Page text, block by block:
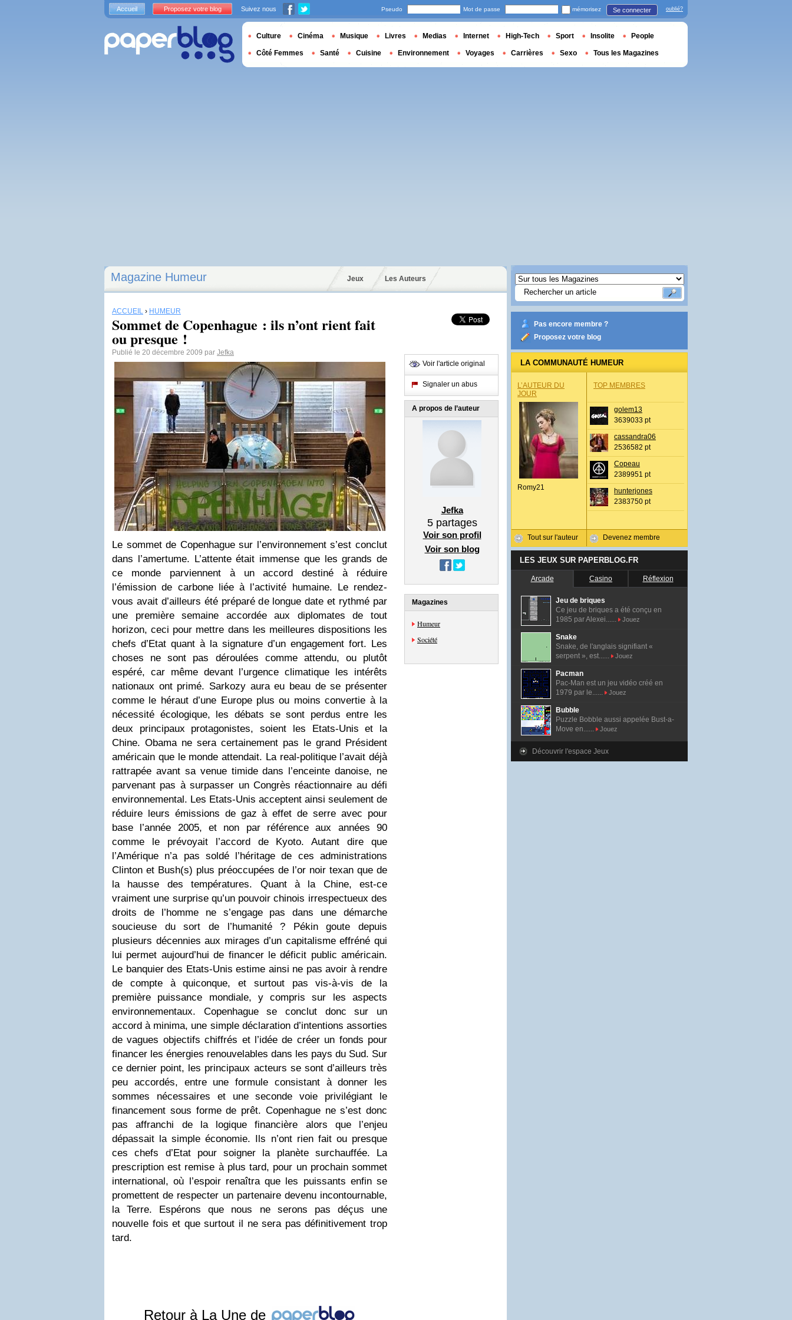
Magazine Humeur Jeux Les Auteurs
ACCUEIL › HUMEUR
Sommet de Copenhague : ils n’ont rient fait
ou presque !
Publié le 20 décembre 2009 par Jefka
Le sommet de Copenhague sur l’environnement s’est conclut
dans l’amertume. L’attente était immense que les grands de
ce monde parviennent à un accord destiné à réduire
l’émission de carbone liée à l’activité humaine. Le rendez-
vous avait d’ailleurs été préparé de longue date et rythmé par
une première semaine accordée aux diplomates de tout
horizon, ceci pour mettre dans les meilleures dispositions les
chefs d’Etat quant à la signature d’un engagement fort. Les
choses ne sont pas déroulées comme attendu, ou plutôt
espéré, car même devant l’urgence climatique les intérêts
nationaux ont primé. Sarkozy aura eu beau de se présenter
comme le héraut d’une Europe plus ou moins convertie à la
nécessité écologique, les débats se sont perdus entre les
deux principaux protagonistes, soient les Etats-Unis et la
Chine. Obama ne sera certainement pas le grand Président
américain que le monde attendait. La real-politique l’avait déjà
rattrapée avant sa venue timide dans l’enceinte danoise, ne
parvenant pas à surpasser un Congrès réactionnaire au défi
environnemental. Les Etats-Unis acceptent ainsi seulement de
réduire leurs émissions de gaz à effet de serre avec pour
base l’année 2005, et non par référence aux années 90
comme le prévoyait l’accord de Kyoto. Autant dire que
l’Amérique n’a pas soldé l’héritage de ces administrations
Clinton et Bush(s) plus préoccupées de l’or noir texan que de
la hausse des températures. Quant à la Chine, est-ce
vraiment une surprise qu’un pouvoir chinois irrespectueux des
droits de l’homme ne s’engage pas dans une démarche
soucieuse du sort de l’humanité ? Pékin goute depuis
plusieurs décennies aux mirages d’un capitalisme effréné qui
lui permet aujourd’hui de financer le déficit public américain.
Le banquier des Etats-Unis estime ainsi ne pas avoir à rendre
de compte à quiconque, et surtout pas vis-à-vis de la
première puissance mondiale, y compris sur les aspects
environnementaux. Copenhague se conclut donc sur un
accord à minima, une simple déclaration d’intentions assorties
de vagues objectifs chiffrés et l’idée de créer un fonds pour
financer les énergies renouvelables dans les pays du Sud. Sur
ce dernier point, les principaux acteurs se sont d’ailleurs très
peu accordés, entre une formule consistant à donner les
sommes nécessaires et une seconde voie privilégiant le
financement sous forme de prêt. Copenhague ne s’est donc
pas affranchi de la logique financière alors que l’enjeu
dépassait la simple économie. Ils n’ont rien fait ou presque
ces chefs d’Etat pour soigner la planète surchauffée. La
prescription est remise à plus tard, pour un prochain sommet
international, où l’espoir renaîtra que les puissants enfin se
promettent de respecter un partenaire devenu incontournable,
la Terre. Espérons que nous ne serons pas déçus une
nouvelle fois et que surtout il ne sera pas définitivement trop
tard.
Retour à La Une de
Voir l'article original
Signaler un abus
A propos de l’auteur
Jefka
5partages
Voir son profil
Voir son blog
Magazines
Humeur
Société
Pas encore membre ?
Proposez votre blog
LA COMMUNAUTÉ HUMEUR
L’AUTEUR DU
JOUR
Romy21
Tout sur l'auteur
TOP MEMBRES
golem13
3639033 pt
cassandra06
2536582 pt
Copeau
2389951 pt
hunterjones
2383750 pt
Devenez membre
LES JEUX SUR PAPERBLOG.FR
Arcade Casino Réflexion
Jeu de briques
Ce jeu de briques a été conçu en
1985 par Alexei......
Jouez
Snake
Snake, de l'anglais signifiant «
serpent », est......
Jouez
Pacman
Pac-Man est un jeu vidéo créé en
1979 par le......
Jouez
Bubble
Puzzle Bobble aussi appelée Bust-a-
Move en......
Jouez
Découvrir l'espace Jeux
Accueil Proposez votre blog Suivez nous Pseudo Mot de passe mémorisez Se connecter oublié?
Culture Cinéma Musique Livres Medias Internet High-Tech Sport Insolite People
Côté Femmes Santé Cuisine Environnement Voyages Carrières Sexo Tous les Magazines